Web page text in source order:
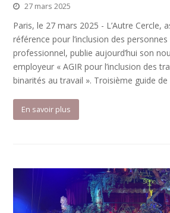
27 mars 2025
Paris, le 27 mars 2025 - L’Autre Cercle,
référence pour l’inclusion des
professionnel, publie aujourd’hui son
employeur « AGIR pour l’inclusion des
binarités au travail ». Troisième guide
En savoir plus